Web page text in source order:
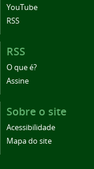
YouTube
RSS
RSS
O que é?
Assine
Sobre o site
Acessibilidade
Mapa do site